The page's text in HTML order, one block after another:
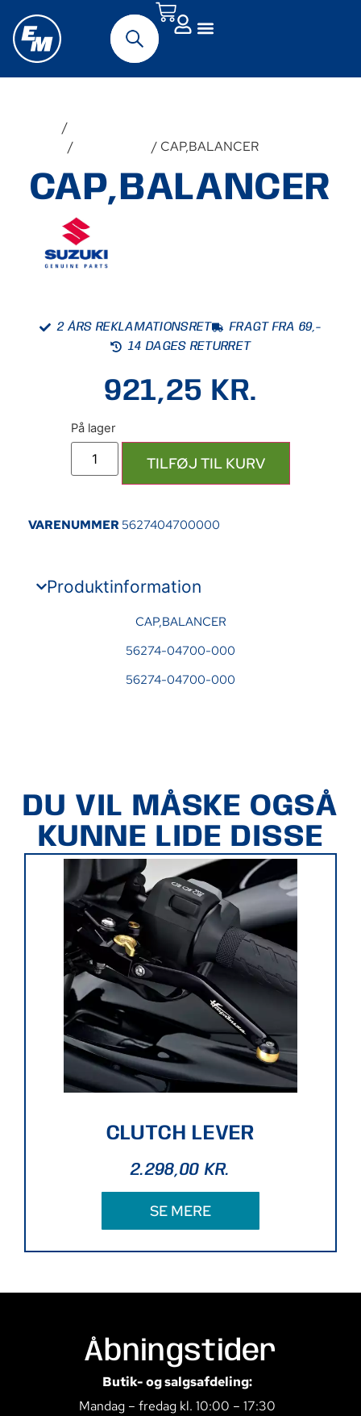
/
/ / CAP,BALANCER
CAP,BALANCER
2 ÅRS REKLAMATIONSRET
FRAGT FRA 69,-
14 DAGES RETURRET
921,25 KR.
TILFØJ TIL KURV
VARENUMMER 5627404700000
Produktinformation
CAP,BALANCER
56274-04700-000
56274-04700-000
DU VIL MÅSKE OGSÅ
KUNNE LIDE DISSE
CLUTCH LEVER
2.298,00KR.
SE MERE
Åbningstider
Butik- og salgsafdeling:
Mandag – fredag kl. 10:00 – 17:30